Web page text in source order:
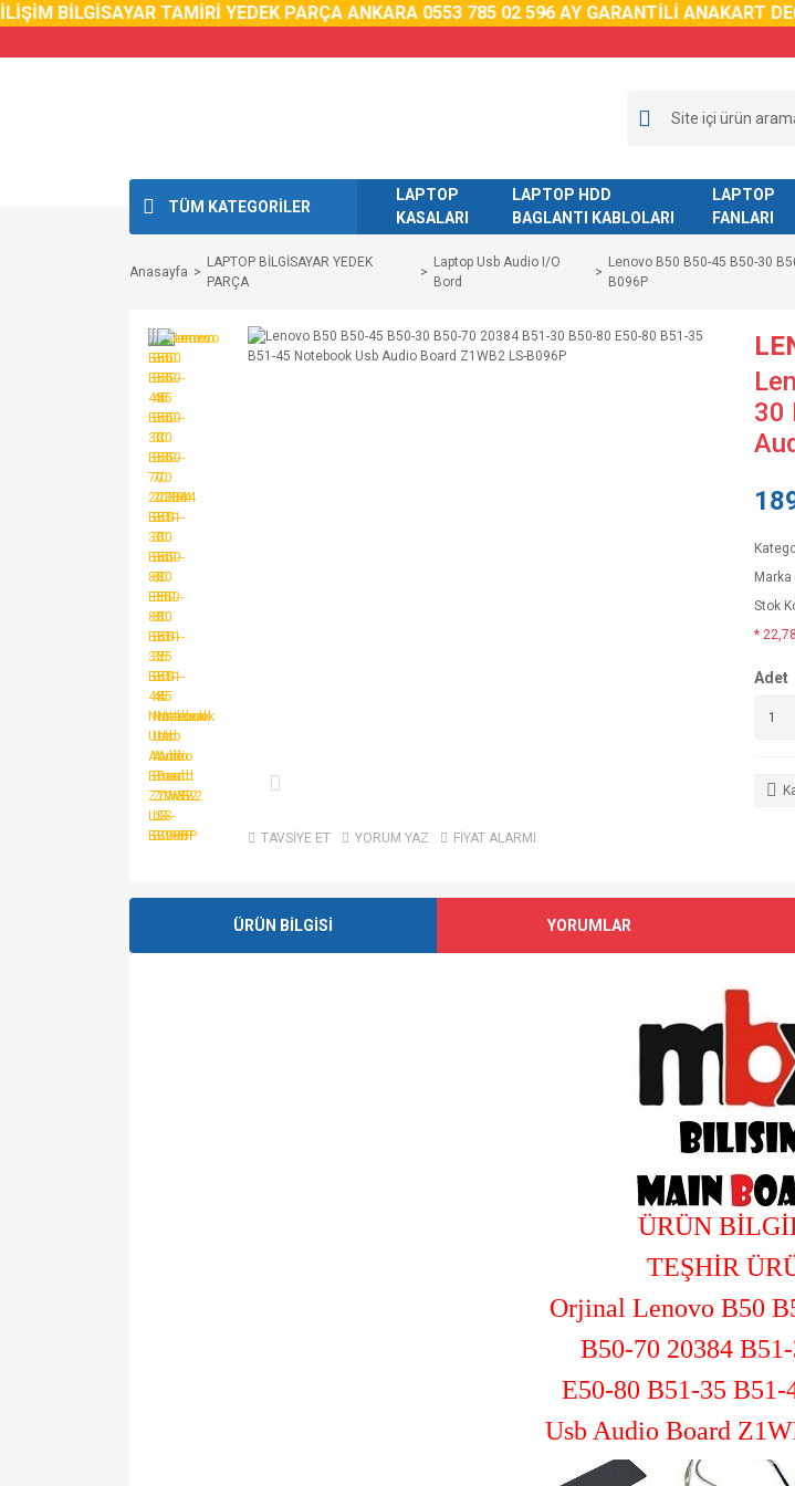
BİLGİSAYAR TAMİRİ YEDEK PARÇA ANKARA 0553 785 02 596 AY GARANTİLİ ANAKART
TÜM KATEGORİLER
LAPTOP
KASALARI
LAPTOP HDD
BAGLANTI KABLOLARI
LAPTOP
FANLARI
Anasayfa
LAPTOP BİLGİSAYAR YEDEK
PARÇA
Laptop Usb Audio I/O
Bord
Lenovo B50 B50-45 B50-30
B096P
TAVSİYE ET YORUM YAZ FİYAT ALARMI
30
Marka
Stok
*
Adet
ÜRÜN BİLGİSİ YORUMLAR
ÜRÜN
TEŞHİR
Orjinal Lenovo B50
B50-70 20384
E50-80 B51-35 B51-
Usb Audio Board